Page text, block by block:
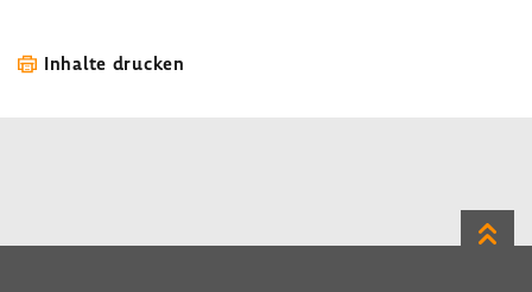
Inhalte drucken
Zum